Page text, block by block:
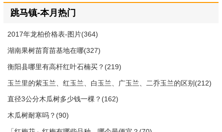
跳马镇-本月热门
2017年龙柏价格表-图片(364)
湖南果树苗育苗基地在哪(327)
衡阳县哪里有高杆红叶石楠买？(219)
玉兰里的紫玉兰、红玉兰、白玉兰、广玉兰、二乔玉兰的区别(212)
直径3公分木瓜树多少钱一棵？(162)
木瓜树耐寒吗？(90)